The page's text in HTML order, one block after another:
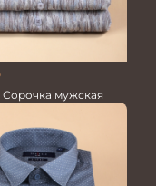
Сорочка мужская